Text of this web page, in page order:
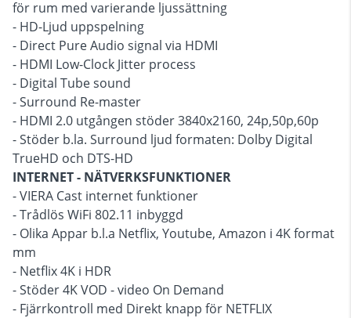
för rum med varierande ljussättning
- HD-Ljud uppspelning
- Direct Pure Audio signal via HDMI
- HDMI Low-Clock Jitter process
- Digital Tube sound
- Surround Re-master
- HDMI 2.0 utgången stöder 3840x2160, 24p,50p,60p
- Stöder b.la. Surround ljud formaten: Dolby Digital
TrueHD och DTS-HD
INTERNET - NÄTVERKSFUNKTIONER
- VIERA Cast internet funktioner
- Trådlös WiFi 802.11 inbyggd
- Olika Appar b.l.a Netflix, Youtube, Amazon i 4K format
mm
- Netflix 4K i HDR
- Stöder 4K VOD - video On Demand
- Fjärrkontroll med Direkt knapp för NETFLIX